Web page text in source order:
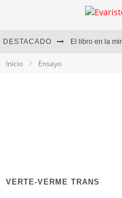
DESTACADO
Inicio Ensayo
VERTE-VERME TRANS